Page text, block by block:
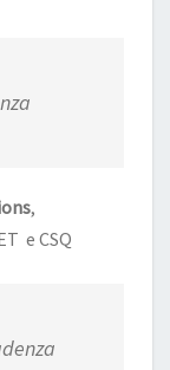
,
e CSQ